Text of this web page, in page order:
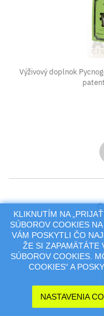
Výživový doplnok
KLIKNUTÍM NA
SÚBOROV COOKIES
VÁM POSKYTLI ČO
ŽE SI ZAPAMÄTÁTE
SÚBOROV COOKIES.
COOKIES“ A
NASTAVENIA